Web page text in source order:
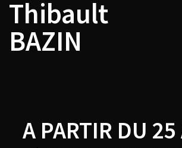
Skip
content
Thibault
BAZIN
A PARTIR DU
Navigation
de